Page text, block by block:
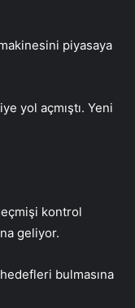
piyasaya
yol açmıştı. Yeni
kontrol
geliyor.
bulmasına